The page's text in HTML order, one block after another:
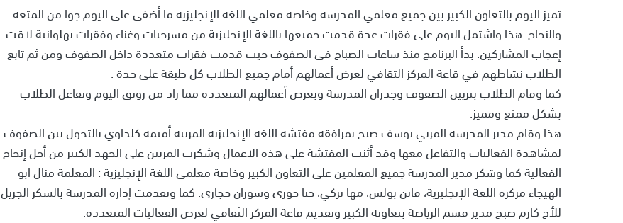
تميز اليوم بالتعاون الكبير بين جميع معلمي المدرسة وخاصة معلمي اللغة الإنجليزية ما أضفى على اليوم جوا من المتعة
والنجاح. هذا واشتمل اليوم على فقرات عدة قدمت جميعها باللغة الإنجليزية من مسرحيات وغناء وفقرات بهلوانية لاقت
إعجاب المشاركين. بدأ البرنامج منذ ساعات الصباح في الصفوف حيث قدمت فقرات متعددة داخل الصفوف ومن ثم تابع
الطلاب نشاطهم في قاعة المركز الثقافي لعرض أعمالهم أمام جميع الطلاب كل طبقة على حدة .
كما وقام الطلاب بتزيين الصفوف وجدران المدرسة وبعرض أعمالهم المتعددة مما زاد من رونق اليوم وتفاعل الطلاب
بشكل ممتع ومميز.
هذا وقام مدير المدرسة المربي يوسف صبح بمرافقة مفتشة اللغة الإنجليزية المربية أميمة كلداوي بالتجول بين الصفوف
لمشاهدة الفعاليات والتفاعل معها وقد أثنت المفتشة على هذه الاعمال وشكرت المربين على الجهد الكبير من أجل إنجاح
الفعالية كما وشكر مدير المدرسة جميع المعلمين على التعاون الكبير وخاصة معلمي اللغة الإنجليزية : المعلمة منال ابو
الهيجاء مركزة اللغة الإنجليزية، فاتن بولس، مها تركي، حنا خوري وسوزان حجازي. كما وتقدمت إدارة المدرسة بالشكر الجزيل
للأخ كارم صبح مدير قسم الرياضة بتعاونه الكبير وتقديم قاعة المركز الثقافي لعرض الفعاليات المتعددة.